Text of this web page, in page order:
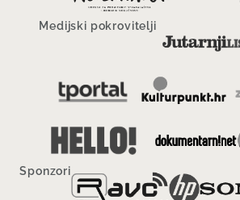
Medijski pokrovitelji
Sponzori